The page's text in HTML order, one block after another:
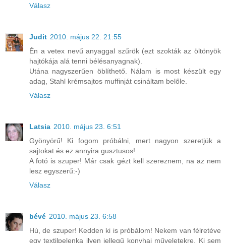
Válasz
Judit 2010. május 22. 21:55
Én a vetex nevű anyaggal szűrök (ezt szokták az öltönyök
hajtókája alá tenni bélésanyagnak).
Utána nagyszerűen öblíthető. Nálam is most készült egy
adag, Stahl krémsajtos muffinját csináltam belőle.
Válasz
Latsia 2010. május 23. 6:51
Gyönyörű! Ki fogom próbálni, mert nagyon szeretjük a
sajtokat és ez annyira gusztusos!
A fotó is szuper! Már csak gézt kell szereznem, na az nem
lesz egyszerű:-)
Válasz
bévé 2010. május 23. 6:58
Hú, de szuper! Kedden ki is próbálom! Nekem van félretéve
egy textilpelenka ilyen jellegű konyhai műveletekre. Ki sem